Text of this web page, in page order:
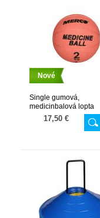
Nové
Single gumová,
medicinbalová lopta
oranžová 2kg
17,50 €